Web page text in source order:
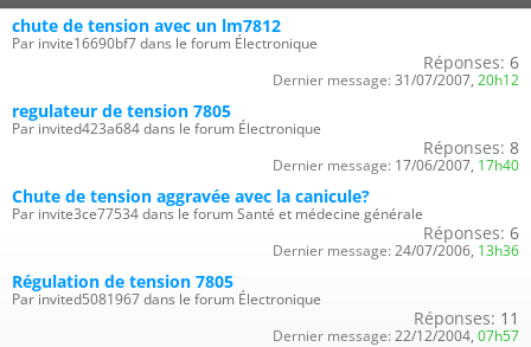
chute de tension avec un lm7812
Par invite16690bf7 dans le forum Électronique
Réponses: 6
Dernier message: 31/07/2007, 20h12
regulateur de tension 7805
Par invited423a684 dans le forum Électronique
Réponses: 8
Dernier message: 17/06/2007, 17h40
Chute de tension aggravée avec la canicule?
Par invite3ce77534 dans le forum Santé et médecine générale
Réponses: 6
Dernier message: 24/07/2006, 13h36
Régulation de tension 7805
Par invited5081967 dans le forum Électronique
Réponses: 11
Dernier message: 22/12/2004, 07h57